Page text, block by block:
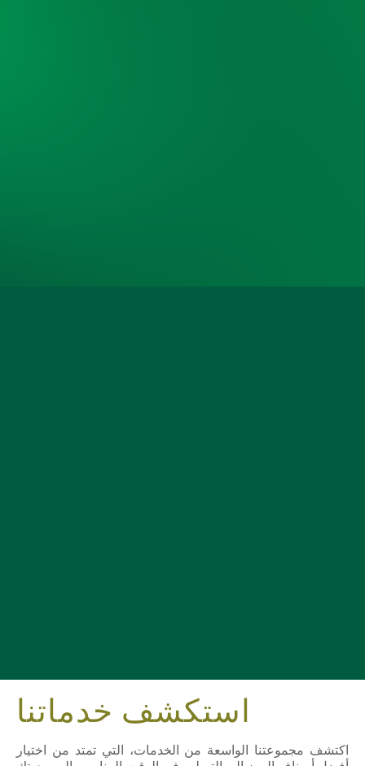
استكشف خدماتنا
اكتشف مجموعتنا الواسعة من الخدمات، التي تمتد من اختيار